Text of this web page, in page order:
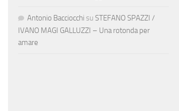
Antonio Bacciocchi su STEFANO SPAZZI /
IVANO MAGI GALLUZZI – Una rotonda per
amare